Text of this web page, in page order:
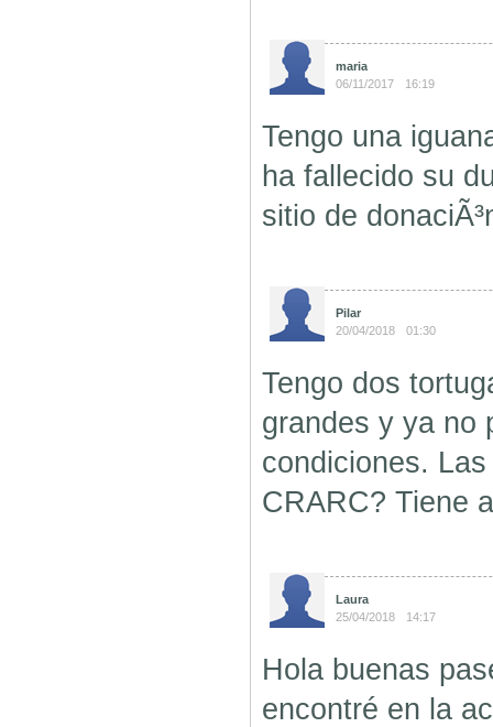
maria
06/11/2017
16:19
Tengo una
ha fallecido su
sitio de
Pilar
20/04/2018
01:30
Tengo dos
grandes y ya no
condiciones.
CRARC? Tiene
Laura
25/04/2018
14:17
Hola buenas
encontré en la